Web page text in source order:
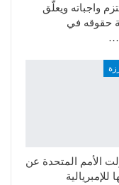
واجباته ويعلّق
حقوقه في
الأمم المتحدة عن
للإمبريالية